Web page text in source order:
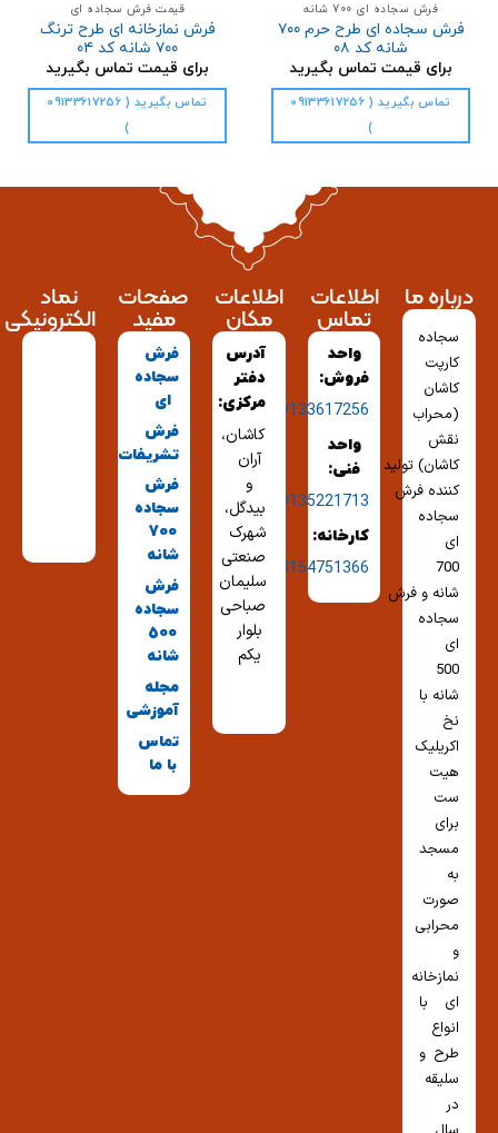
فرش سجاده ای 700 شانه
فرش سجاده ای طرح حرم ۷۰۰
شانه کد ۰۸
برای قیمت تماس بگیرید
تماس بگیرید ( 09133617256
)
قیمت فرش سجاده ای
فرش نمازخانه ای طرح ترنگ
۷۰۰ شانه کد ۰۴
برای قیمت تماس بگیرید
تماس بگیرید ( 09133617256
)
درباره ما
سجاده
کارپت
کاشان
(محراب
نقش
کاشان) تولید
کننده فرش
سجاده
ای
700
شانه و فرش
سجاده
ای
500
شانه با
نخ
اکریلیک
هیت
ست
برای
مسجد
به
صورت
محرابی
و
نمازخانه
ای با
انواع
طرح و
سلیقه
در
اطلاعات
تماس
واحد
فروش:
09133617256
واحد
فنی:
09135221713
کارخانه:
03154751366
اطلاعات
مکان
آدرس
دفتر
مرکزی:
کاشان،
آران
و
بیدگل،
شهرک
صنعتی
سلیمان
صباحی
بلوار
یکم
صفحات
مفید
فرش
سجاده
ای
فرش
تشریفات
فرش
سجاده
700
شانه
فرش
سجاده
500
شانه
مجله
آموزشی
تماس
با ما
نماد
الکترونیکی